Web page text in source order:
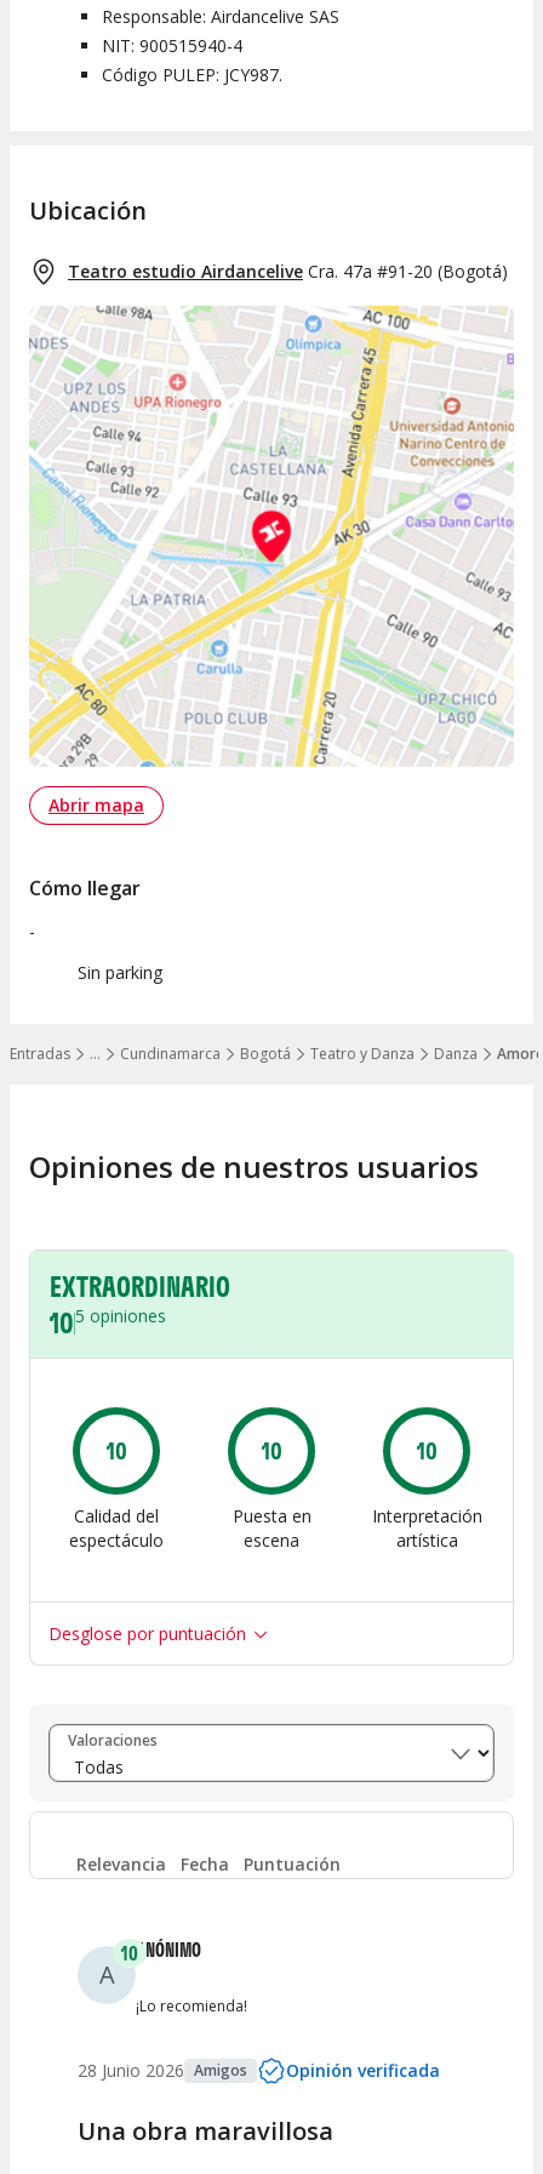
…
Mostrar todos los niveles
Entradas Cundinamarca Bogotá Teatro y Danza Danza
Responsable: Airdancelive SAS
NIT: 900515940-4
Código PULEP: JCY987.
Ubicación
Teatro estudio Airdancelive Cra. 47a #91-20 (Bogotá)
Abrir mapa
Cómo llegar
-
Sin parking
Opiniones de nuestros usuarios
EXTRAORDINARIO
105 opiniones
10
Calidad del
espectáculo
10
Puesta en
escena
10
Interpretación
artística
Desglose por puntuación
Entre 8 y 10 (5)
Entre 6 y 8 (0)
Entre 4 y 6 0
Entre 0 y 2
Valoraciones
Relevancia Fecha Puntuación
A
10ANÓNIMO
¡Lo recomienda!
28 Junio 2026 Amigos Opinión verificada
Una obra maravillosa